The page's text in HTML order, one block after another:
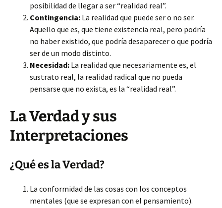
posibilidad de llegar a ser “realidad real”.
Contingencia: La realidad que puede ser o no ser.
Aquello que es, que tiene existencia real, pero podría
no haber existido, que podría desaparecer o que podría
ser de un modo distinto.
Necesidad: La realidad que necesariamente es, el
sustrato real, la realidad radical que no pueda
pensarse que no exista, es la “realidad real”.
La Verdad y sus
Interpretaciones
¿Qué es la Verdad?
La conformidad de las cosas con los conceptos
mentales (que se expresan con el pensamiento).